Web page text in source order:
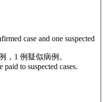
case and one suspected
，1 例疑似病例。
to suspected cases.